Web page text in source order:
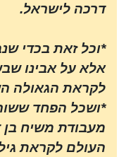
דרכה לישראל.
*וכל זאת בכדי
אלא על אבינו
לקראת הגאולה
*ושכל הפחד
מעבודת משיח
העולם לקראת